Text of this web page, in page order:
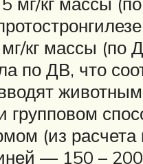
кг массы (по
ДВ, что
(из расчета
— 150 –